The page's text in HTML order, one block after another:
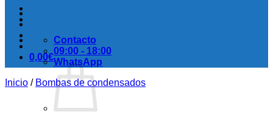
0,00€
Contacto
09:00 - 18:00
WhatsApp
Inicio / Bombas de condensados